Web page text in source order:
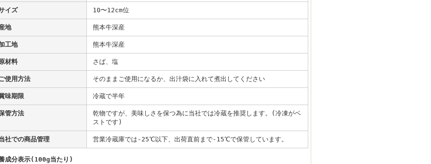
イズ 10〜12cm位
地 熊本牛深産
工地 熊本牛深産
材料 さば、塩
使用方法 そのままご使用になるか、出汁袋に入れて煮出してください
味期限 冷蔵で半年
管方法
乾物ですが、美味しさを保つ為に当社では冷蔵を推奨します。(冷凍がベ
ストです)
社での商品管理 営業冷蔵庫では-25℃以下、出荷直前まで-15℃で保管しています。
成分表示(100g当たり)